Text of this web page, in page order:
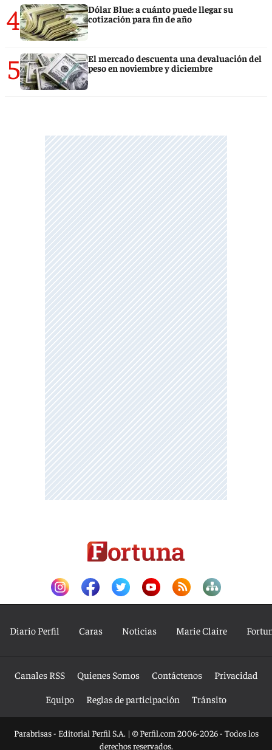
4
Dólar Blue: a cuánto puede llegar su
cotización para fin de año
5
El mercado descuenta una devaluación del
peso en noviembre y diciembre
Diario Perfil Caras Noticias Marie Claire
Canales RSS Quienes Somos Contáctenos
Privacidad
Equipo
Reglas de participación Tránsito
Parabrisas - Editorial Perfil S.A. | © Perfil.com 2006-2026 - Todos los
derechos reservados.